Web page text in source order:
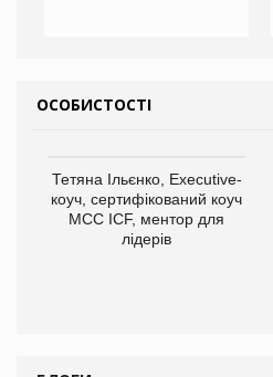
ОСОБИСТОСТІ
Тетяна Ільєнко, Executive-
коуч, сертифікований коуч
МСС ICF, ментор для
лідерів